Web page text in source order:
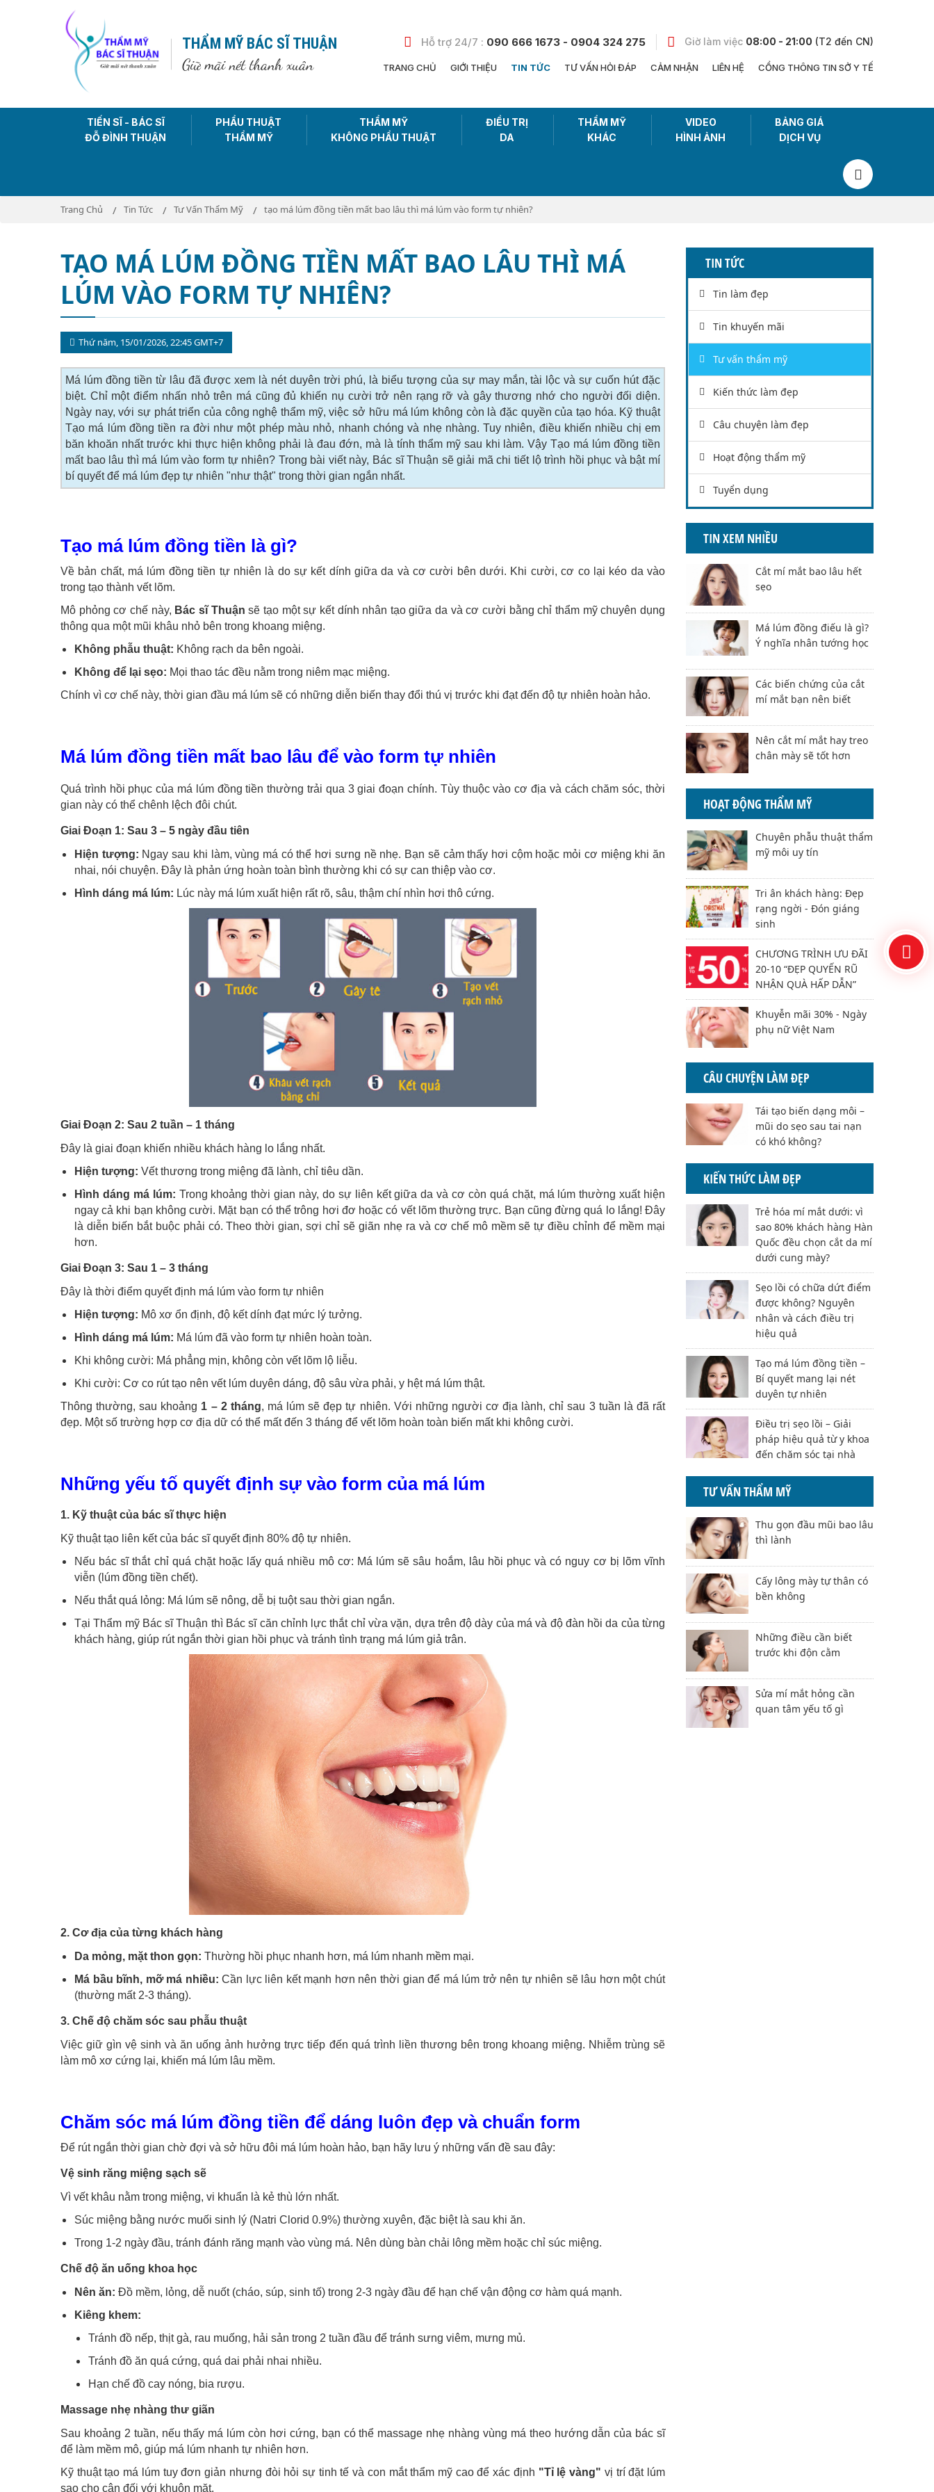
THẨM MỸ BÁC SĨ THUẬN
Giữ mãi nét thanh xuân
Hỗ trợ 24/7 : 090 666 1673 - 0904 324 275 Giờ làm việc 08:00 - 21:00 (T2 đến CN)
TRANG CHỦ GIỚI THIỆU TIN TỨC TƯ VẤN HỎI ĐÁP CẢM NHẬN LIÊN HỆ CỔNG THÔNG TIN SỞ Y TẾ
TIẾN SĨ - BÁC SĨ
ĐỖ ĐÌNH THUẬN
PHẨU THUẬT
THẨM MỸ
THẨM MỸ
KHÔNG PHẨU THUẬT
ĐIỀU TRỊ
DA
THẨM MỸ
KHÁC
VIDEO
HÌNH ẢNH
BẢNG GIÁ
DỊCH VỤ
Trang Chủ Tin Tức Tư Vấn Thẩm Mỹ tạo má lúm đồng tiền mất bao lâu thì má lúm vào form tự nhiên?
TẠO MÁ LÚM ĐỒNG TIỀN MẤT BAO LÂU THÌ MÁ
LÚM VÀO FORM TỰ NHIÊN?
Thứ năm, 15/01/2026, 22:45 GMT+7
Má lúm đồng tiền từ lâu đã được xem là nét duyên trời phú, là biểu tượng của sự may mắn, tài lộc và sự cuốn hút đặc
biệt. Chỉ một điểm nhấn nhỏ trên má cũng đủ khiến nụ cười trở nên rạng rỡ và gây thương nhớ cho người đối diện.
Ngày nay, với sự phát triển của công nghệ thẩm mỹ, việc sở hữu má lúm không còn là đặc quyền của tạo hóa. Kỹ thuật
Tạo má lúm đồng tiền ra đời như một phép màu nhỏ, nhanh chóng và nhẹ nhàng. Tuy nhiên, điều khiến nhiều chị em
băn khoăn nhất trước khi thực hiện không phải là đau đớn, mà là tính thẩm mỹ sau khi làm. Vậy Tạo má lúm đồng tiền
mất bao lâu thì má lúm vào form tự nhiên? Trong bài viết này, Bác sĩ Thuận sẽ giải mã chi tiết lộ trình hồi phục và bật mí
bí quyết để má lúm đẹp tự nhiên "như thật" trong thời gian ngắn nhất.
Tạo má lúm đồng tiền là gì?
Về bản chất, má lúm đồng tiền tự nhiên là do sự kết dính giữa da và cơ cười bên dưới. Khi cười, cơ co lại kéo da vào
trong tạo thành vết lõm.
Mô phỏng cơ chế này, Bác sĩ Thuận sẽ tạo một sự kết dính nhân tạo giữa da và cơ cười bằng chỉ thẩm mỹ chuyên dụng
thông qua một mũi khâu nhỏ bên trong khoang miệng.
Không phẫu thuật: Không rạch da bên ngoài.
Không để lại sẹo: Mọi thao tác đều nằm trong niêm mạc miệng.
Chính vì cơ chế này, thời gian đầu má lúm sẽ có những diễn biến thay đổi thú vị trước khi đạt đến độ tự nhiên hoàn hảo.
Má lúm đồng tiền mất bao lâu để vào form tự nhiên
Quá trình hồi phục của má lúm đồng tiền thường trải qua 3 giai đoạn chính. Tùy thuộc vào cơ địa và cách chăm sóc, thời
gian này có thể chênh lệch đôi chút.
Giai Đoạn 1: Sau 3 – 5 ngày đầu tiên
Hiện tượng: Ngay sau khi làm, vùng má có thể hơi sưng nề nhẹ. Bạn sẽ cảm thấy hơi cộm hoặc mỏi cơ miệng khi ăn
nhai, nói chuyện. Đây là phản ứng hoàn toàn bình thường khi có sự can thiệp vào cơ.
Hình dáng má lúm: Lúc này má lúm xuất hiện rất rõ, sâu, thậm chí nhìn hơi thô cứng.
Giai Đoạn 2: Sau 2 tuần – 1 tháng
Đây là giai đoạn khiến nhiều khách hàng lo lắng nhất.
Hiện tượng: Vết thương trong miệng đã lành, chỉ tiêu dần.
Hình dáng má lúm: Trong khoảng thời gian này, do sự liên kết giữa da và cơ còn quá chặt, má lúm thường xuất hiện
ngay cả khi bạn không cười. Mặt bạn có thể trông hơi đơ hoặc có vết lõm thường trực. Bạn cũng đừng quá lo lắng! Đây
là diễn biến bắt buộc phải có. Theo thời gian, sợi chỉ sẽ giãn nhẹ ra và cơ chế mô mềm sẽ tự điều chỉnh để mềm mại
hơn.
Giai Đoạn 3: Sau 1 – 3 tháng
Đây là thời điểm quyết định má lúm vào form tự nhiên
Hiện tượng: Mô xơ ổn định, độ kết dính đạt mức lý tưởng.
Hình dáng má lúm: Má lúm đã vào form tự nhiên hoàn toàn.
Khi không cười: Má phẳng mịn, không còn vết lõm lộ liễu.
Khi cười: Cơ co rút tạo nên vết lúm duyên dáng, độ sâu vừa phải, y hệt má lúm thật.
Thông thường, sau khoảng 1 – 2 tháng, má lúm sẽ đẹp tự nhiên. Với những người cơ địa lành, chỉ sau 3 tuần là đã rất
đẹp. Một số trường hợp cơ địa dữ có thể mất đến 3 tháng để vết lõm hoàn toàn biến mất khi không cười.
Những yếu tố quyết định sự vào form của má lúm
1. Kỹ thuật của bác sĩ thực hiện
Kỹ thuật tạo liên kết của bác sĩ quyết định 80% độ tự nhiên.
Nếu bác sĩ thắt chỉ quá chặt hoặc lấy quá nhiều mô cơ: Má lúm sẽ sâu hoắm, lâu hồi phục và có nguy cơ bị lõm vĩnh
viễn (lúm đồng tiền chết).
Nếu thắt quá lỏng: Má lúm sẽ nông, dễ bị tuột sau thời gian ngắn.
Tại Thẩm mỹ Bác sĩ Thuận thì Bác sĩ căn chỉnh lực thắt chỉ vừa vặn, dựa trên độ dày của má và độ đàn hồi da của từng
khách hàng, giúp rút ngắn thời gian hồi phục và tránh tình trạng má lúm giả trân.
2. Cơ địa của từng khách hàng
Da mỏng, mặt thon gọn: Thường hồi phục nhanh hơn, má lúm nhanh mềm mại.
Má bầu bĩnh, mỡ má nhiều: Cần lực liên kết mạnh hơn nên thời gian để má lúm trở nên tự nhiên sẽ lâu hơn một chút
(thường mất 2-3 tháng).
3. Chế độ chăm sóc sau phẫu thuật
Việc giữ gìn vệ sinh và ăn uống ảnh hưởng trực tiếp đến quá trình liền thương bên trong khoang miệng. Nhiễm trùng sẽ
làm mô xơ cứng lại, khiến má lúm lâu mềm.
Chăm sóc má lúm đồng tiền để dáng luôn đẹp và chuẩn form
Để rút ngắn thời gian chờ đợi và sở hữu đôi má lúm hoàn hảo, bạn hãy lưu ý những vấn đề sau đây:
Vệ sinh răng miệng sạch sẽ
Vì vết khâu nằm trong miệng, vi khuẩn là kẻ thù lớn nhất.
Súc miệng bằng nước muối sinh lý (Natri Clorid 0.9%) thường xuyên, đặc biệt là sau khi ăn.
Trong 1-2 ngày đầu, tránh đánh răng mạnh vào vùng má. Nên dùng bàn chải lông mềm hoặc chỉ súc miệng.
Chế độ ăn uống khoa học
Nên ăn: Đồ mềm, lỏng, dễ nuốt (cháo, súp, sinh tố) trong 2-3 ngày đầu để hạn chế vận động cơ hàm quá mạnh.
Kiêng khem:
Tránh đồ nếp, thịt gà, rau muống, hải sản trong 2 tuần đầu để tránh sưng viêm, mưng mủ.
Tránh đồ ăn quá cứng, quá dai phải nhai nhiều.
Hạn chế đồ cay nóng, bia rượu.
Massage nhẹ nhàng thư giãn
Sau khoảng 2 tuần, nếu thấy má lúm còn hơi cứng, bạn có thể massage nhẹ nhàng vùng má theo hướng dẫn của bác sĩ
để làm mềm mô, giúp má lúm nhanh tự nhiên hơn.
Kỹ thuật tạo má lúm tuy đơn giản nhưng đòi hỏi sự tinh tế và con mắt thẩm mỹ cao để xác định "Tỉ lệ vàng" vị trí đặt lúm
sao cho cân đối với khuôn mặt.
TIN TỨC
Tin làm đẹp
Tin khuyến mãi
Tư vấn thẩm mỹ
Kiến thức làm đẹp
Câu chuyện làm đẹp
Hoạt động thẩm mỹ
Tuyển dụng
TIN XEM NHIỀU
Cắt mí mắt bao lâu hết
sẹo
Má lúm đồng điếu là gì?
Ý nghĩa nhân tướng học
Các biến chứng của cắt
mí mắt bạn nên biết
Nên cắt mí mắt hay treo
chân mày sẽ tốt hơn
HOẠT ĐỘNG THẨM MỸ
Chuyên phẫu thuật thẩm
mỹ môi uy tín
Tri ân khách hàng: Đẹp
rạng ngời - Đón giáng
sinh
CHƯƠNG TRÌNH ƯU ĐÃI
20-10 “ĐẸP QUYẾN RŨ
NHẬN QUÀ HẤP DẪN”
Khuyễn mãi 30% - Ngày
phụ nữ Việt Nam
CÂU CHUYỆN LÀM ĐẸP
Tái tạo biến dạng môi –
mũi do sẹo sau tai nạn
có khó không?
KIẾN THỨC LÀM ĐẸP
Trẻ hóa mí mắt dưới: vì
sao 80% khách hàng Hàn
Quốc đều chọn cắt da mí
dưới cung mày?
Sẹo lồi có chữa dứt điểm
được không? Nguyên
nhân và cách điều trị
hiệu quả
Tạo má lúm đồng tiền –
Bí quyết mang lại nét
duyên tự nhiên
Điều trị sẹo lồi – Giải
pháp hiệu quả từ y khoa
đến chăm sóc tại nhà
TƯ VẤN THẨM MỸ
Thu gọn đầu mũi bao lâu
thì lành
Cấy lông mày tự thân có
bền không
Những điều cần biết
trước khi độn cằm
Sửa mí mắt hỏng cần
quan tâm yếu tố gì